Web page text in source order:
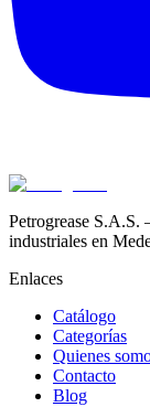
Petrogrease S.A.S.
industriales en
Enlaces
Catálogo
Categorías
Quienes
Contacto
Blog